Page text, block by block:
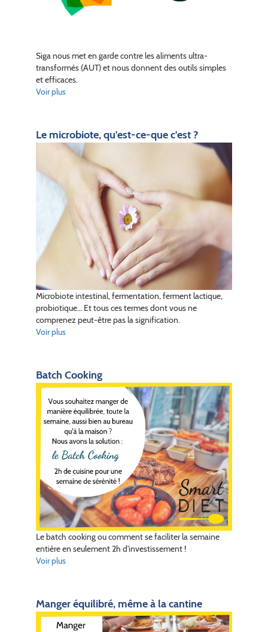
Siga nous met en garde contre les aliments ultra-
transformés (AUT) et nous donnent des outils simples
et efficaces.
Voir plus
Le microbiote, qu'est-ce-que c'est ?
Microbiote intestinal, fermentation, ferment lactique,
probiotique… Et tous ces termes dont vous ne
comprenez peut-être pas la signification.
Voir plus
Batch Cooking
Le batch cooking ou comment se faciliter la semaine
entière en seulement 2h d'investissement !
Voir plus
Manger équilibré, même à la cantine